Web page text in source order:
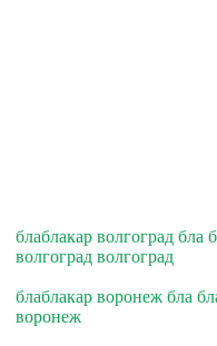
блаблакар волгоград бла
волгоград волгоград
блаблакар воронеж бла
воронеж